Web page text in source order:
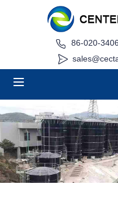
86-020-
關於
產品
應用
專案案例